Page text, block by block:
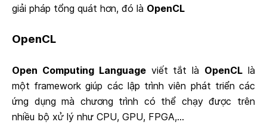
giải pháp tổng quát hơn, đó là OpenCL
OpenCL
Open Computing Languageviết tắt là OpenCL là
một framework giúp các lập trình viên phát triển các
ứng dụng mà chương trình có thể chạy được trên
nhiều bộ xử lý như CPU, GPU, FPGA,...